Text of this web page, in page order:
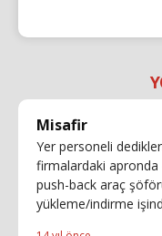
Misafir
Yer personeli
firmalardaki apronda
push-back araç
yükleme/indirme